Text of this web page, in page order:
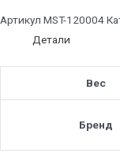
Артикул MST-120004
Детали
Вес
Бренд